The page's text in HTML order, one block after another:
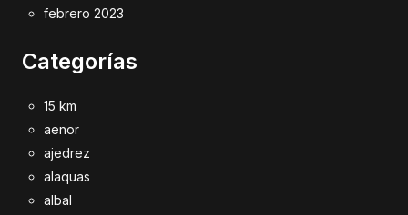
febrero 2023
Categorías
15 km
aenor
ajedrez
alaquas
albal